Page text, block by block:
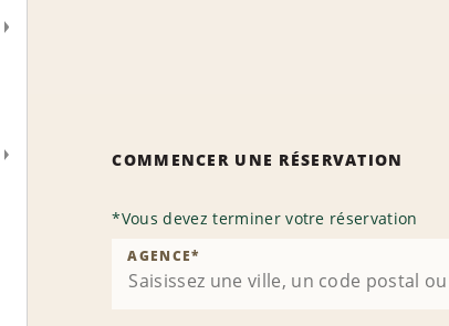
COMMENCER UNE RÉSERVATION
*Vous devez terminer votre réservation
AGENCE*